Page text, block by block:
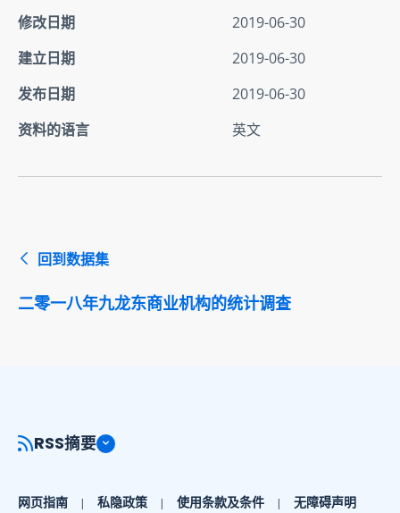
修改日期
2019-06-30
建立日期
2019-06-30
发布日期
2019-06-30
资料的语言
英文
回到数据集
二零一八年九龙东商业机构的统计调查
RSS摘要
网页指南 私隐政策 使用条款及条件 无障碍声明